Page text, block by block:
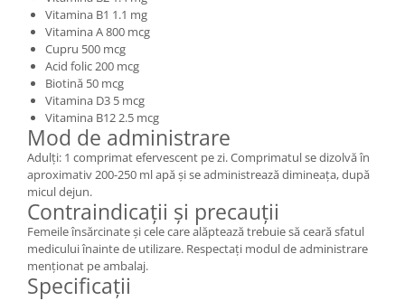
Vitamina B1 1.1 mg
Vitamina A 800 mcg
Cupru 500 mcg
Acid folic 200 mcg
Biotină 50 mcg
Vitamina D3 5 mcg
Vitamina B12 2.5 mcg
Mod de administrare
Adulți: 1 comprimat efervescent pe zi. Comprimatul se dizolvă în
aproximativ 200-250 ml apă și se administrează dimineața, după
micul dejun.
Contraindicații și precauții
Femeile însărcinate și cele care alăptează trebuie să ceară sfatul
medicului înainte de utilizare. Respectați modul de administrare
menționat pe ambalaj.
Specificații